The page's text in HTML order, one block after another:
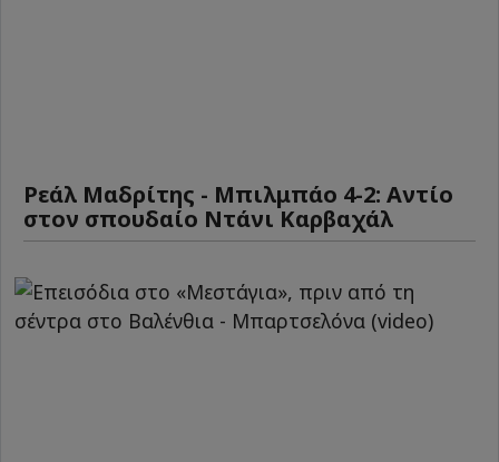
Ρεάλ Μαδρίτης - Μπιλμπάο 4-2: Αντίο
στον σπουδαίο Ντάνι Καρβαχάλ